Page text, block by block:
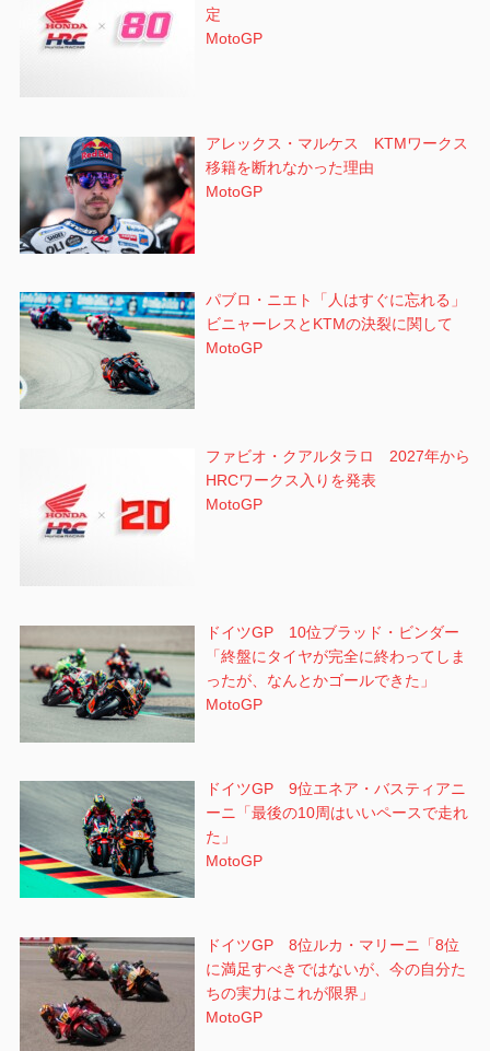
定
MotoGP
アレックス・マルケス KTMワークス
移籍を断れなかった理由
MotoGP
パブロ・ニエト「人はすぐに忘れる」
ビニャーレスとKTMの決裂に関して
MotoGP
ファビオ・クアルタラロ 2027年から
HRCワークス入りを発表
MotoGP
ドイツGP 10位ブラッド・ビンダー
「終盤にタイヤが完全に終わってしま
ったが、なんとかゴールできた」
MotoGP
ドイツGP 9位エネア・バスティアニ
ーニ「最後の10周はいいペースで走れ
た」
MotoGP
ドイツGP 8位ルカ・マリーニ「8位
に満足すべきではないが、今の自分た
ちの実力はこれが限界」
MotoGP